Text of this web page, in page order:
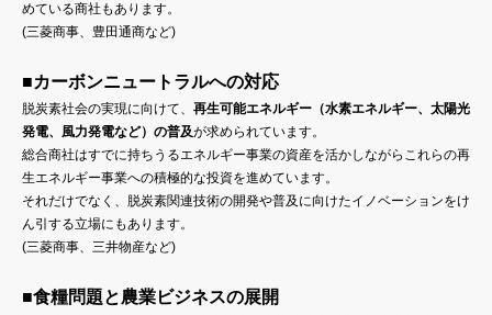
めている商社もあります。
(三菱商事、豊田通商など)
■カーボンニュートラルへの対応
脱炭素社会の実現に向けて、 再生可能エネルギー（水素エネルギー、太陽光
発電、風力発電など）の普及が求められています。
総合商社はすでに持ちうるエネルギー事業の資産を活かしながらこれらの再
生エネルギー事業への積極的な投資を進めています。
それだけでなく、脱炭素関連技術の開発や普及に向けたイノベーションをけ
ん引する立場にもあります。
(三菱商事、三井物産など)
■食糧問題と農業ビジネスの展開